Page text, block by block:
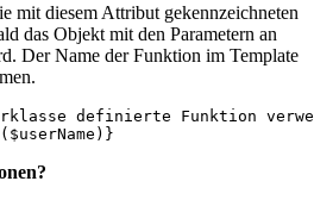
mit diesem Attribut gekennzeichneten
das Objekt mit den Parametern an
Der Name der Funktion im Template
definierte Funktion